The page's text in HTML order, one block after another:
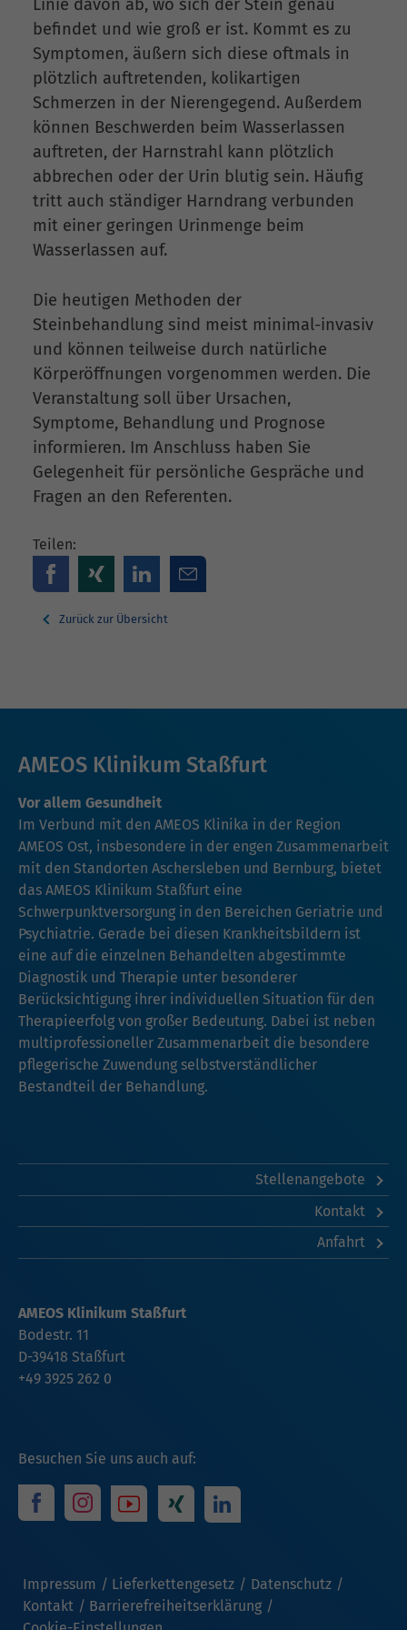
Linie davon ab, wo sich der Stein genau
befindet und wie groß er ist. Kommt es zu
Symptomen, äußern sich diese oftmals in
plötzlich auftretenden, kolikartigen
Schmerzen in der Nierengegend. Außerdem
können Beschwerden beim Wasserlassen
auftreten, der Harnstrahl kann plötzlich
abbrechen oder der Urin blutig sein. Häufig
tritt auch ständiger Harndrang verbunden
mit einer geringen Urinmenge beim
Wasserlassen auf.
Die heutigen Methoden der
Steinbehandlung sind meist minimal-invasiv
und können teilweise durch natürliche
Körperöffnungen vorgenommen werden. Die
Veranstaltung soll über Ursachen,
Symptome, Behandlung und Prognose
informieren. Im Anschluss haben Sie
Gelegenheit für persönliche Gespräche und
Fragen an den Referenten.
Teilen:
Zurück zur Übersicht
AMEOS Klinikum Staßfurt
Vor allem Gesundheit
Im Verbund mit den AMEOS Klinika in der Region
AMEOS Ost, insbesondere in der engen Zusammenarbeit
mit den Standorten Aschersleben und Bernburg, bietet
das AMEOS Klinikum Staßfurt eine
Schwerpunktversorgung in den Bereichen Geriatrie und
Psychiatrie. Gerade bei diesen Krankheitsbildern ist
eine auf die einzelnen Behandelten abgestimmte
Diagnostik und Therapie unter besonderer
Berücksichtigung ihrer individuellen Situation für den
Therapieerfolg von großer Bedeutung. Dabei ist neben
multiprofessioneller Zusammenarbeit die besondere
pflegerische Zuwendung selbstverständlicher
Bestandteil der Behandlung.
Stellenangebote
Kontakt
Anfahrt
Besuchen Sie uns auch auf:
Impressum Lieferkettengesetz
Datenschutz
Kontakt
Barrierefreiheitserklärung
AMEOS Klinikum Staßfurt
Bodestr. 11
D-39418 Staßfurt
+49 3925 262 0